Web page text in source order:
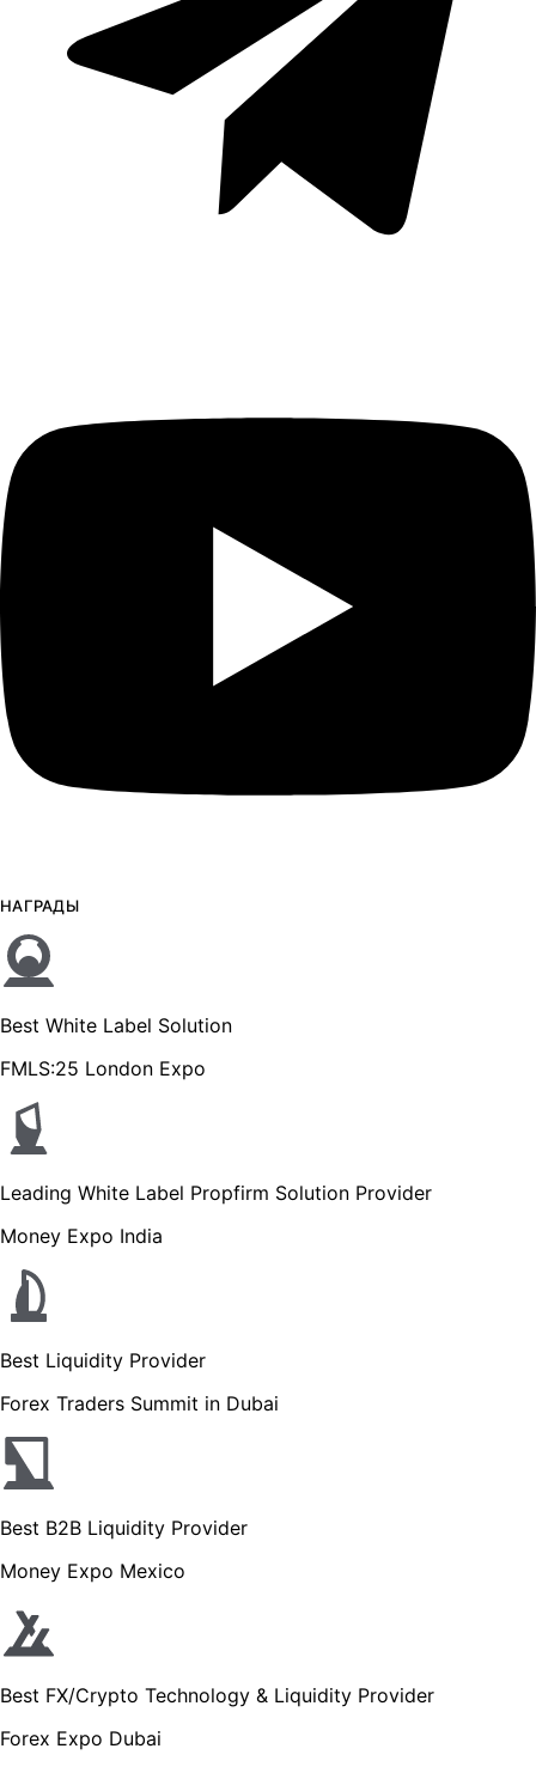
НАГРАДЫ
Best White Label Solution
FMLS:25 London Expo
Leading White Label Propfirm Solution Provider
Money Expo India
Best Liquidity Provider
Forex Traders Summit in Dubai
Best B2B Liquidity Provider
Money Expo Mexico
Best FX/Crypto Technology & Liquidity Provider
Forex Expo Dubai